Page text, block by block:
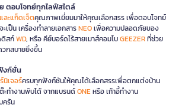
ตอบโจทย์ทุกไลฟ์สไตล์
ละแก็ดเจ็ตคุณภาพเยี่ยมมาให้คุณเลือกสรร เพื่อตอบโจทย์
เป็น เครื่องทำลายเอกสารNEOเพื่อความปลอดภัยของ
ดิสก์WD, หรือ คีย์บอร์ดไร้สายเมาส์คอมโบGEEZERที่ช่วย
วกสบายยิ่งขึ้น
งก์ชั่น
นิเจอร์ครบทุกฟังก์ชันให้คุณได้เลือกสรรเพื่อตกแต่งบ้าน
ต๊ะทำงานพับได้ จากแบรนด์ONEหรือ เก้าอี้ทำงาน
ครัน